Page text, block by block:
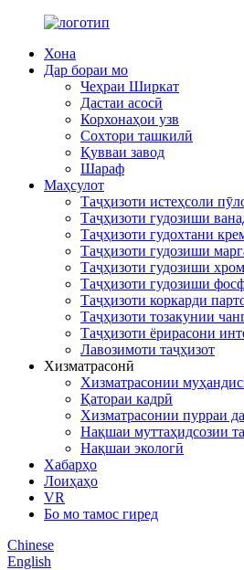
Хона
Дар бораи мо
Чеҳраи Ширкат
Дастаи асосӣ
Корхонаҳои узв
Сохтори ташкилӣ
Қувваи завод
Шараф
Маҳсулот
Таҷҳизоти истеҳсоли
Таҷҳизоти гудозиши
Таҷҳизоти гудохтани
Таҷҳизоти гудозиши
Таҷҳизоти гудозиши хром
Таҷҳизоти гудозиши
Таҷҳизоти коркарди
Таҷҳизоти тозакунии
Таҷҳизоти ёрирасони
Лавозимоти таҷҳизот
Хизматрасонӣ
Хизматрасонии
Қатораи кадрӣ
Хизматрасонии пурраи
Нақшаи муттаҳидсозии
Нақшаи экологӣ
Хабарҳо
Лоиҳаҳо
VR
Бо мо тамос гиред
Chinese
English